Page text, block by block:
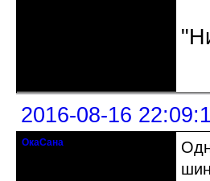
2016-08-16
ОкаСана